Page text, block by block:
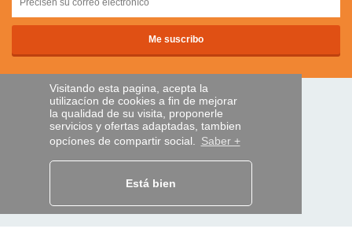
Visitando esta pagina, acepta la
utilizacíon de cookies a fin de mejorar
la qualidad de su visita, proponerle
servicios y ofertas adaptadas, tambien
opcíones de compartir social. Saber +
Está bien
PAGOS SEGUROS
Localice su envío